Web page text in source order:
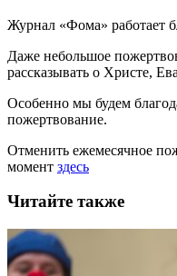
Журнал «Фома» работает
Даже небольшое
рассказывать о Христе,
Особенно мы будем
пожертвование.
Отменить ежемесячное
момент здесь
Читайте также